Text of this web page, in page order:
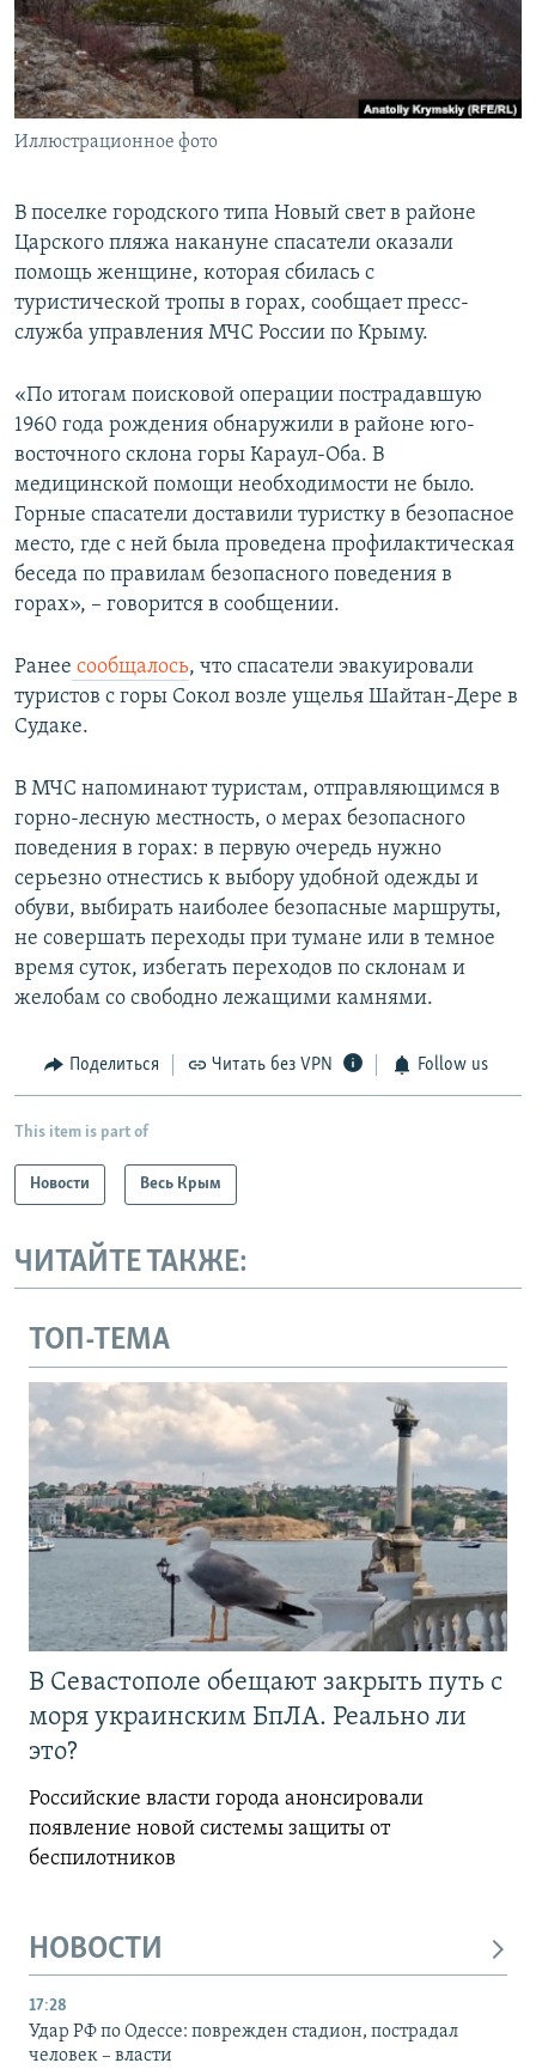
ПОБЕДИТЕЛЕЙ НЕ СУДЯТ?
КРЫМ.НЕПОКОРЕННЫЙ
ELIFBE
УКРАИНСКАЯ ПРОБЛЕМА КРЫМА
ПРИСОЕДИНЯЙТЕСЬ!
Иллюстрационное фото
В поселке городского типа Новый свет в районе
Царского пляжа накануне спасатели оказали
помощь женщине, которая сбилась с
туристической тропы в горах, сообщает пресс-
служба управления МЧС России по Крыму.
«По итогам поисковой операции пострадавшую
1960 года рождения обнаружили в районе юго-
восточного склона горы Караул-Оба. В
медицинской помощи необходимости не было.
Горные спасатели доставили туристку в безопасное
место, где с ней была проведена профилактическая
беседа по правилам безопасного поведения в
горах», – говорится в сообщении.
Ранее сообщалось, что спасатели эвакуировали
туристов с горы Сокол возле ущелья Шайтан-Дере в
Судаке.
В МЧС напоминают туристам, отправляющимся в
горно-лесную местность, о мерах безопасного
поведения в горах: в первую очередь нужно
серьезно отнестись к выбору удобной одежды и
обуви, выбирать наиболее безопасные маршруты,
не совершать переходы при тумане или в темное
время суток, избегать переходов по склонам и
желобам со свободно лежащими камнями.
Поделиться Читать без VPN Follow us
This item is part of
Новости Весь Крым
ЧИТАЙТЕ ТАКЖЕ:
ТОП-ТЕМА
В Севастополе обещают закрыть путь с
моря украинским БпЛА. Реально ли
это?
Российские власти города анонсировали
появление новой системы защиты от
беспилотников
НОВОСТИ
17:28
Удар РФ по Одессе: поврежден стадион, пострадал
человек – власти